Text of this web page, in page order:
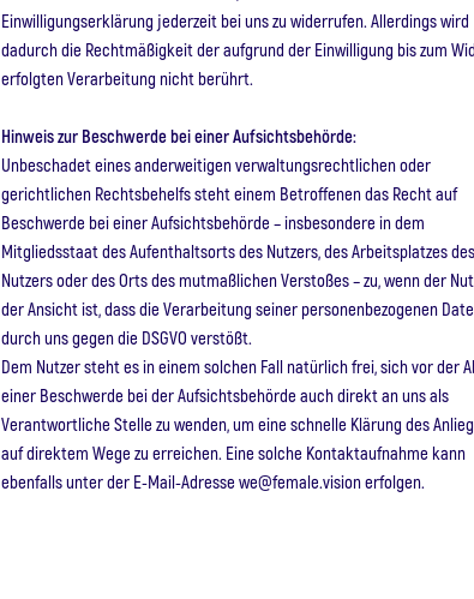
Einwilligungserklärung jederzeit bei uns zu widerrufen. Allerdings wird
dadurch die Rechtmäßigkeit der aufgrund der Einwilligung bis zum
erfolgten Verarbeitung nicht berührt.
Hinweis zur Beschwerde bei einer Aufsichtsbehörde:
Unbeschadet eines anderweitigen verwaltungsrechtlichen oder
gerichtlichen Rechtsbehelfs steht einem Betroffenen das Recht auf
Beschwerde bei einer Aufsichtsbehörde – insbesondere in dem
Mitgliedsstaat des Aufenthaltsorts des Nutzers, des Arbeitsplatzes des
Nutzers oder des Orts des mutmaßlichen Verstoßes – zu, wenn der
der Ansicht ist, dass die Verarbeitung seiner personenbezogenen
durch uns gegen die DSGVO verstößt.
Dem Nutzer steht es in einem solchen Fall natürlich frei, sich vor der
einer Beschwerde bei der Aufsichtsbehörde auch direkt an uns als
Verantwortliche Stelle zu wenden, um eine schnelle Klärung des
auf direktem Wege zu erreichen. Eine solche Kontaktaufnahme kann
ebenfalls unter der E-Mail-Adresse we@female.vision erfolgen.